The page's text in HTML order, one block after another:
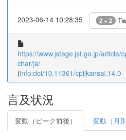
2023-06-14 10:28:35 2 + 2
https://www.jstage.jst.go.jp/article/
char/ja/
(info:doi/10.11361/
言及状況
変動（ピーク前後） 変動（月別